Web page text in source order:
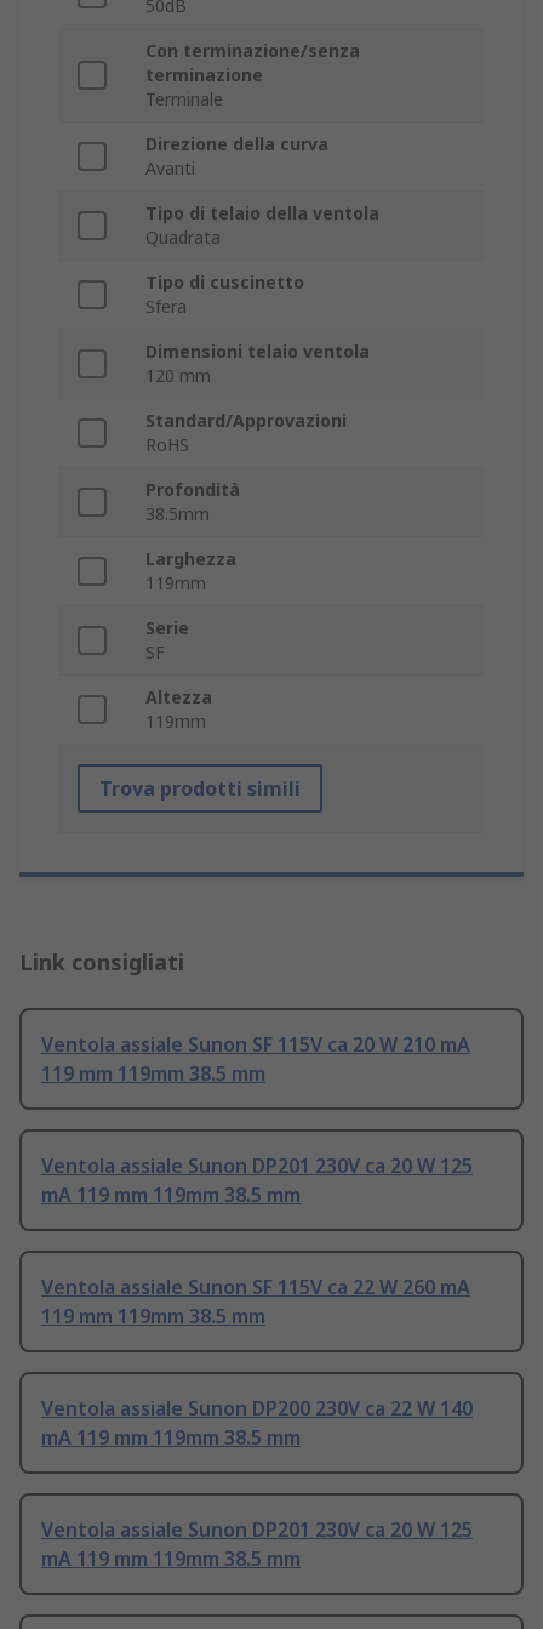
50dB
Con terminazione/senza
terminazione
Terminale
Direzione della curva
Avanti
Tipo di telaio della ventola
Quadrata
Tipo di cuscinetto
Sfera
Dimensioni telaio ventola
120 mm
Standard/Approvazioni
RoHS
Profondità
38.5mm
Larghezza
119mm
Serie
SF
Altezza
119mm
Trova prodotti simili
Link consigliati
Ventola assiale Sunon SF 115V ca 20 W 210 mA
119 mm 119mm 38.5 mm
Ventola assiale Sunon DP201 230V ca 20 W 125
mA 119 mm 119mm 38.5 mm
Ventola assiale Sunon SF 115V ca 22 W 260 mA
119 mm 119mm 38.5 mm
Ventola assiale Sunon DP200 230V ca 22 W 140
mA 119 mm 119mm 38.5 mm
Ventola assiale Sunon DP201 230V ca 20 W 125
mA 119 mm 119mm 38.5 mm